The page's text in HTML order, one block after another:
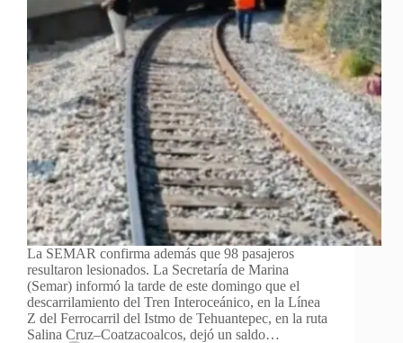
La SEMAR confirma además que 98 pasajeros
resultaron lesionados. La Secretaría de Marina
(Semar) informó la tarde de este domingo que el
descarrilamiento del Tren Interoceánico, en la Línea
Z del Ferrocarril del Istmo de Tehuantepec, en la ruta
Salina Cruz–Coatzacoalcos, dejó un saldo…